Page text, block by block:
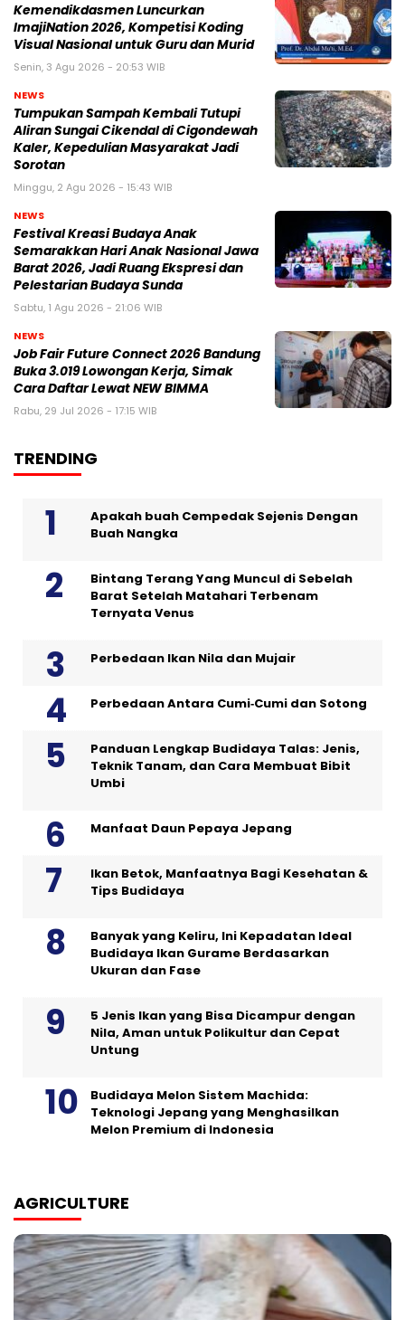
Kemendikdasmen Luncurkan
ImajiNation 2026, Kompetisi Koding
Visual Nasional untuk Guru dan Murid
Senin, 3 Agu 2026 - 20:53 WIB
NEWS
Tumpukan Sampah Kembali Tutupi
Aliran Sungai Cikendal di Cigondewah
Kaler, Kepedulian Masyarakat Jadi
Sorotan
Minggu, 2 Agu 2026 - 15:43 WIB
NEWS
Festival Kreasi Budaya Anak
Semarakkan Hari Anak Nasional Jawa
Barat 2026, Jadi Ruang Ekspresi dan
Pelestarian Budaya Sunda
Sabtu, 1 Agu 2026 - 21:06 WIB
NEWS
Job Fair Future Connect 2026 Bandung
Buka 3.019 Lowongan Kerja, Simak
Cara Daftar Lewat NEW BIMMA
Rabu, 29 Jul 2026 - 17:15 WIB
TRENDING
Apakah buah Cempedak Sejenis Dengan
Buah Nangka
Bintang Terang Yang Muncul di Sebelah
Barat Setelah Matahari Terbenam
Ternyata Venus
Perbedaan Ikan Nila dan Mujair
Perbedaan Antara Cumi‑Cumi dan Sotong
Panduan Lengkap Budidaya Talas: Jenis,
Teknik Tanam, dan Cara Membuat Bibit
Umbi
Manfaat Daun Pepaya Jepang
Ikan Betok, Manfaatnya Bagi Kesehatan &
Tips Budidaya
Banyak yang Keliru, Ini Kepadatan Ideal
Budidaya Ikan Gurame Berdasarkan
Ukuran dan Fase
5 Jenis Ikan yang Bisa Dicampur dengan
Nila, Aman untuk Polikultur dan Cepat
Untung
Budidaya Melon Sistem Machida:
Teknologi Jepang yang Menghasilkan
Melon Premium di Indonesia
AGRICULTURE